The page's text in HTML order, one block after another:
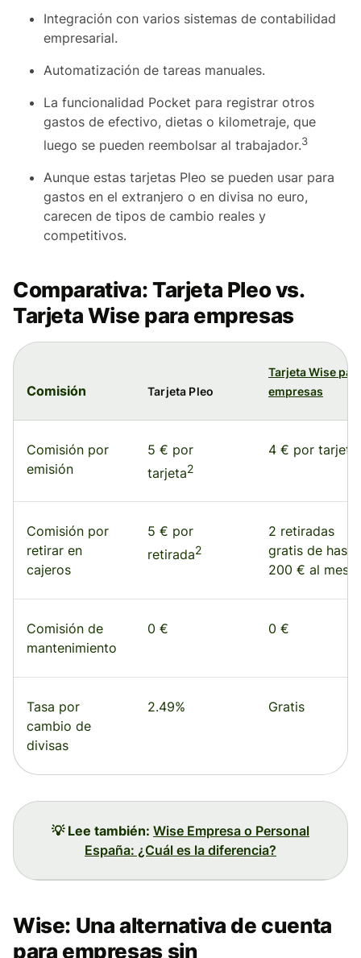
Integración con varios sistemas de contabilidad
empresarial.
Automatización de tareas manuales.
La funcionalidad Pocket para registrar otros
gastos de efectivo, dietas o kilometraje, que
luego se pueden reembolsar al trabajador.3
Aunque estas tarjetas Pleo se pueden usar para
gastos en el extranjero o en divisa no euro,
carecen de tipos de cambio reales y
competitivos.
Comparativa: Tarjeta Pleo vs.
Tarjeta Wise para empresas
Comisión Tarjeta Pleo
Tarjeta Wise
empresas
Comisión por
emisión
5 € por
tarjeta2
4 € por tarjeta
Comisión por
retirar en
cajeros
5 € por
retirada2
2 retiradas
gratis de hasta
200 € al mes
Comisión de
mantenimiento
0 € 0 €
Tasa por
cambio de
divisas
2.49% Gratis
💡 Lee también: Wise Empresa o Personal
España: ¿Cuál es la diferencia?
Wise: Una alternativa de cuenta
para empresas sin